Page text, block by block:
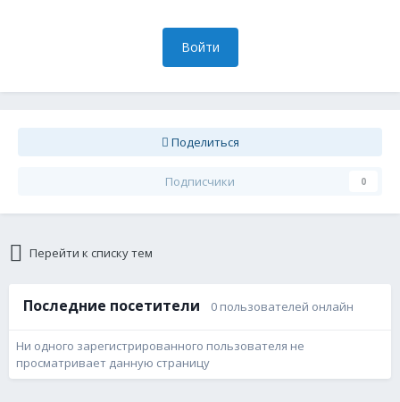
Войти
Поделиться
Подписчики 0
Перейти к списку тем
Последние посетители 0 пользователей онлайн
Ни одного зарегистрированного пользователя не
просматривает данную страницу